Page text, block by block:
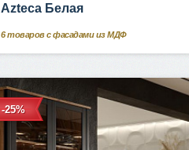
Azteca Белая
6 товаров с фасадами из МДФ
-25%